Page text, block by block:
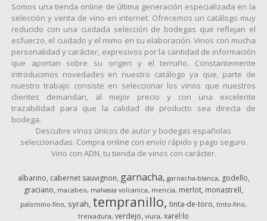
Somos una tienda online de última generación especializada en la
selección y venta de vino en internet. Ofrecemos un catálogo muy
reducido con una cuidada selección de bodegas que reflejan el
esfuerzo, el cuidado y el mimo en su elaboración. Vinos con mucha
personalidad y carácter, expresivos por la cantidad de información
que aportan sobre su origen y el terruño. Constantemente
introducimos novedades en nuestro catálogo ya que, parte de
nuestro trabajo consiste en seleccionar los vinos que nuestros
clientes demandan, al mejor precio y con una excelente
trazabilidad para que la calidad de producto sea directa de
bodega.
Descubre vinos únicos de autor y bodegas españolas
seleccionadas. Compra online con envío rápido y pago seguro.
Vino con ADN, tu tienda de vinos con carácter.
albarino cabernet sauvignon garnacha garnacha-blanca
godello
graciano macabeo malvasia volcanica mencia merlot monastrell
palomino-fino syrah tempranillo tinta-de-toro tinto-fino
treixadura verdejo viura xarel·lo